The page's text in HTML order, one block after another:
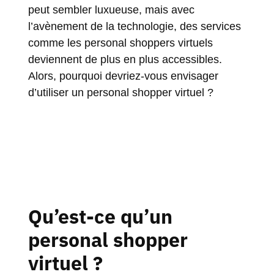
peut sembler luxueuse, mais avec
l’avènement de la technologie, des services
comme les personal shoppers virtuels
deviennent de plus en plus accessibles.
Alors, pourquoi devriez-vous envisager
d’utiliser un personal shopper virtuel ?
Qu’est-ce qu’un
personal shopper
virtuel ?